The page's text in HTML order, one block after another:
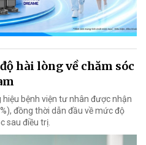
hài lòng về chăm sóc
bệnh viện tư nhân được nhận
đồng thời dẫn đầu về mức độ
sau điều trị.